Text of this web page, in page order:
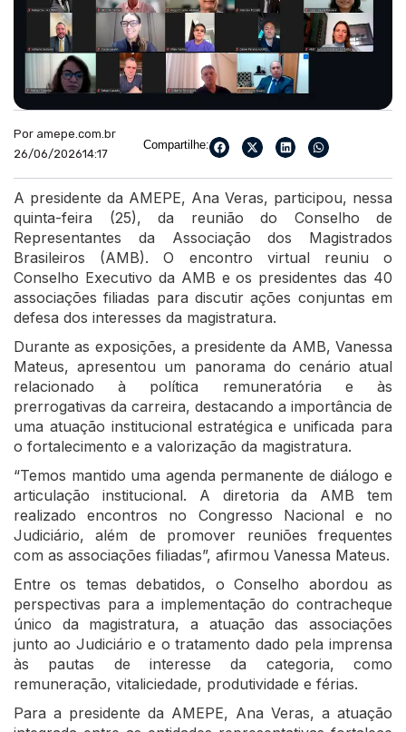
Por amepe.com.br
26/06/202614:17
Compartilhe:
A presidente da AMEPE, Ana Veras, participou, nessa
quinta-feira (25), da reunião do Conselho de
Representantes da Associação dos Magistrados
Brasileiros (AMB). O encontro virtual reuniu o
Conselho Executivo da AMB e os presidentes das 40
associações filiadas para discutir ações conjuntas em
defesa dos interesses da magistratura.
Durante as exposições, a presidente da AMB, Vanessa
Mateus, apresentou um panorama do cenário atual
relacionado à política remuneratória e às
prerrogativas da carreira, destacando a importância de
uma atuação institucional estratégica e unificada para
o fortalecimento e a valorização da magistratura.
“Temos mantido uma agenda permanente de diálogo e
articulação institucional. A diretoria da AMB tem
realizado encontros no Congresso Nacional e no
Judiciário, além de promover reuniões frequentes
com as associações filiadas”, afirmou Vanessa Mateus.
Entre os temas debatidos, o Conselho abordou as
perspectivas para a implementação do contracheque
único da magistratura, a atuação das associações
junto ao Judiciário e o tratamento dado pela imprensa
às pautas de interesse da categoria, como
remuneração, vitaliciedade, produtividade e férias.
Para a presidente da AMEPE, Ana Veras, a atuação